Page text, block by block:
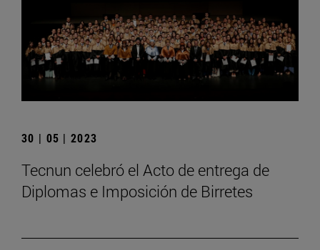
30 | 05 | 2023
Tecnun celebró el Acto de entrega de
Diplomas e Imposición de Birretes